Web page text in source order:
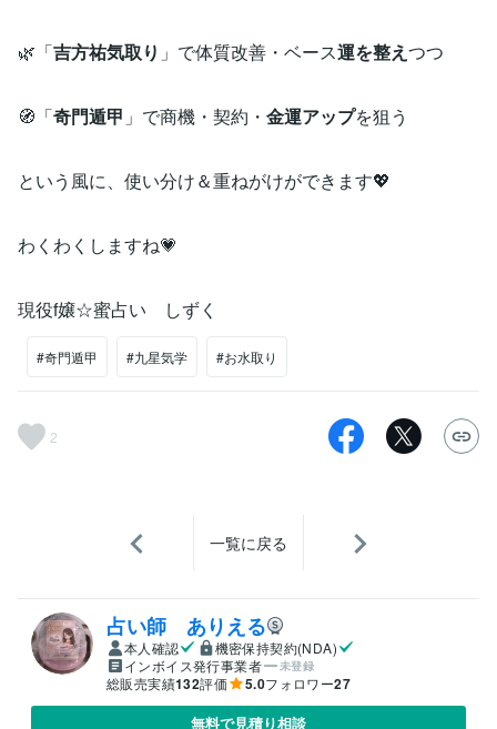
🌿「吉方祐気取り 」で体質改善・ベース運を整えつつ
🧭「奇門遁甲 」で商機・契約・ 金運アップを狙う
という風に、使い分け＆重ねがけができます💖
わくわくしますね💗
現役f嬢☆蜜占い しずく
#奇門遁甲 #九星気学 #お水取り
2
一覧に戻る
占い師 ありえる
本人確認
機密保持契約(NDA)
インボイス発行事業者
未登録
総販売実績132評価 5.0フォロワー27
無料で見積り相談